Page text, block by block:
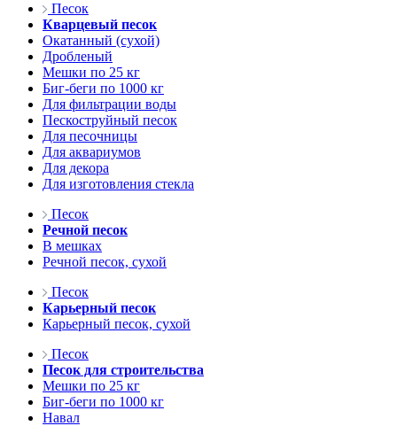
Песок
Кварцевый песок
Окатанный (сухой)
Дробленый
Мешки по 25 кг
Биг-беги по 1000 кг
Для фильтрации воды
Пескоструйный песок
Для песочницы
Для аквариумов
Для декора
Для изготовления стекла
Песок
Речной песок
В мешках
Речной песок, сухой
Песок
Карьерный песок
Карьерный песок, сухой
Песок
Песок для строительства
Мешки по 25 кг
Биг-беги по 1000 кг
Навал